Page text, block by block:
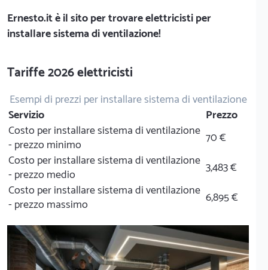
Ernesto.itè il sito per trovare elettricisti per
installare sistema di ventilazione!
Tariffe 2026 elettricisti
Esempi di prezzi per installare sistema di ventilazione
Servizio
Prezzo
Costo per installare sistema di ventilazione
- prezzo minimo
70 €
Costo per installare sistema di ventilazione
- prezzo medio
3,483 €
Costo per installare sistema di ventilazione
- prezzo massimo
6,895 €